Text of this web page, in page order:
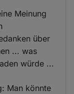
Meinung
über
... was
würde ...
Man könnte